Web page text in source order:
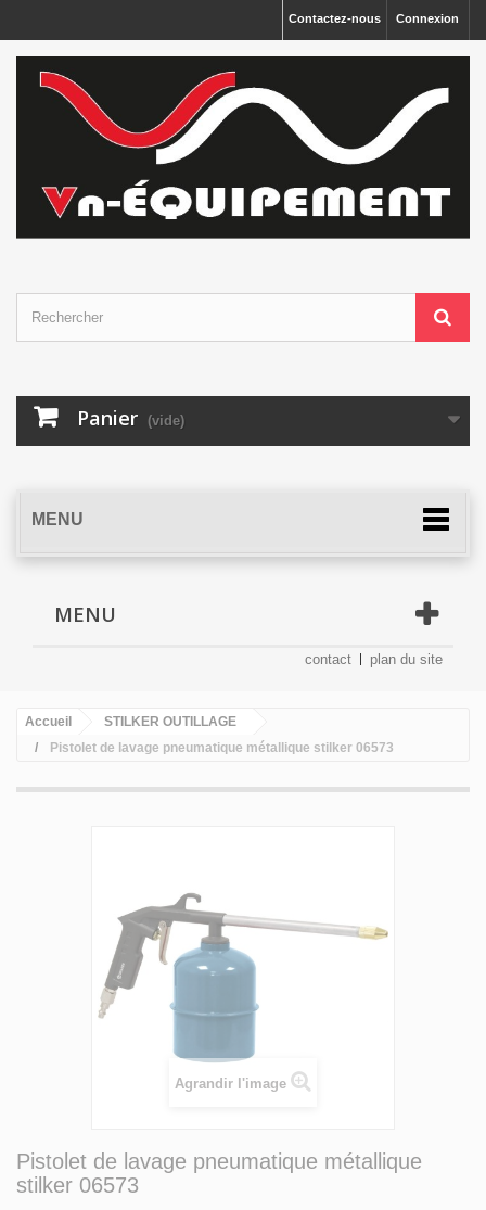
Connexion
Contactez-nous
Panier (vide)
MENU
MENU
contact plan du site
Accueil
STILKER OUTILLAGE
Pistolet de lavage pneumatique métallique stilker 06573
Agrandir l'image
Pistolet de lavage pneumatique métallique
stilker 06573